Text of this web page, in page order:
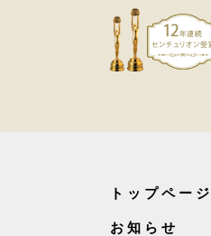
トップページ
お知らせ